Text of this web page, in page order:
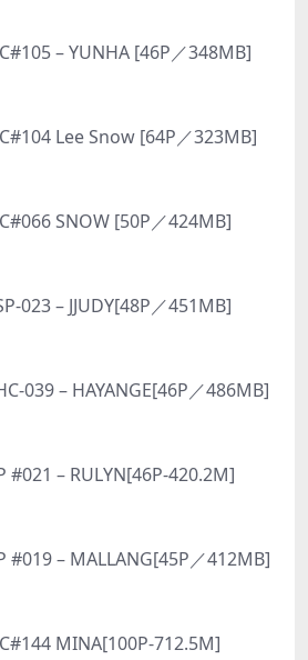
– YUNHA [46P／348MB]
Lee Snow [64P／323MB]
SNOW [50P／424MB]
023 – JJUDY[48P／451MB]
039 – HAYANGE[46P／486MB]
#021 – RULYN[46P-420.2M]
#019 – MALLANG[45P／412MB]
MINA[100P-712.5M]